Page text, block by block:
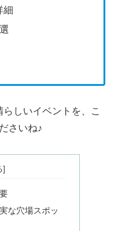
細
しいイベントを、こ
さいね♪
な穴場スポッ